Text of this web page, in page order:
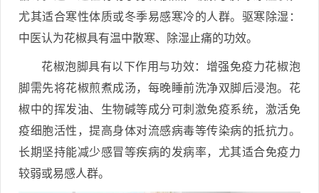
尤其适合寒性体质或冬季易感寒冷的人群。驱寒除湿：
中医认为花椒具有温中散寒、除湿止痛的功效。
花椒泡脚具有以下作用与功效：增强免疫力花椒泡
脚需先将花椒煎煮成汤，每晚睡前洗净双脚后浸泡。花
椒中的挥发油、生物碱等成分可刺激免疫系统，激活免
疫细胞活性，提高身体对流感病毒等传染病的抵抗力。
长期坚持能减少感冒等疾病的发病率，尤其适合免疫力
较弱或易感人群。